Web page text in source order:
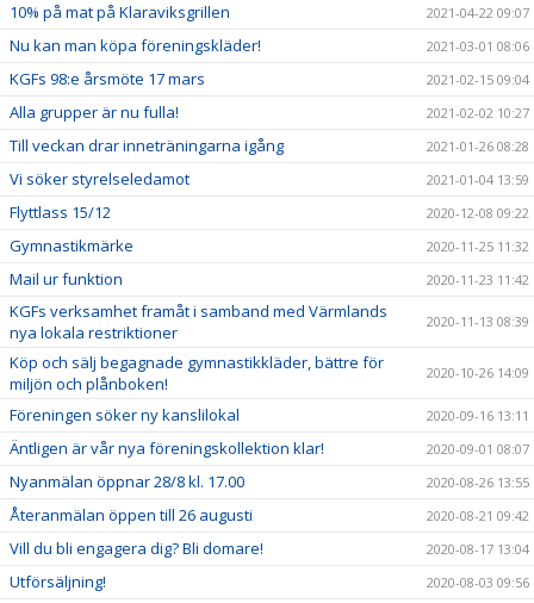
10% på mat på Klaraviksgrillen 2021-04-22 09:07
Nu kan man köpa föreningskläder! 2021-03-01 08:06
KGFs 98:e årsmöte 17 mars 2021-02-15 09:04
Alla grupper är nu fulla! 2021-02-02 10:27
Till veckan drar inneträningarna igång 2021-01-26 08:28
Vi söker styrelseledamot 2021-01-04 13:59
Flyttlass 15/12 2020-12-08 09:22
Gymnastikmärke 2020-11-25 11:32
Mail ur funktion 2020-11-23 11:42
KGFs verksamhet framåt i samband med Värmlands
nya lokala restriktioner
2020-11-13 08:39
Köp och sälj begagnade gymnastikkläder, bättre för
miljön och plånboken!
2020-10-26 14:09
Föreningen söker ny kanslilokal 2020-09-16 13:11
Äntligen är vår nya föreningskollektion klar! 2020-09-01 08:07
Nyanmälan öppnar 28/8 kl. 17.00 2020-08-26 13:55
Återanmälan öppen till 26 augusti 2020-08-21 09:42
Vill du bli engagera dig? Bli domare! 2020-08-17 13:04
Utförsäljning! 2020-08-03 09:56